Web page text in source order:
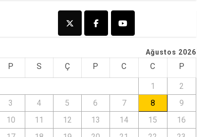
Ağustos 2026
P S Ç P C C P
1
2
3
4 5 6 7 8
9
10
11 12 13 14 15
16